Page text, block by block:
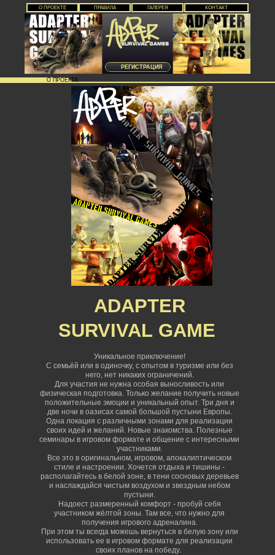
О ПРОЕКТЕ ПРАВИЛА ГАЛЕРЕЯ КОНТАКТ
РЕГИСТРАЦИЯ
О ПРОЕКТЕ
ADAPTER
SURVIVAL GAME
Уникальное приключение!
С семьёй или в одиночку, с опытом в туризме или без
него, нет никаких ограничений.
Для участия не нужна особая выносливость или
физическая подготовка. Только желание получить новые
положительные эмоции и уникальный опыт. Три дня и
две ночи в оазисах самой большой пустыни Европы.
Одна локация с различными зонами для реализации
своих идей и желаний. Новые знакомства. Полезные
семинары в игровом формате и общение с интересными
участниками.
Все это в оригинальном, игровом, апокалиптическом
стиле и настроении. Хочется отдыха и тишины -
располагайтесь в белой зоне, в тени сосновых деревьев
и наслаждайся чистым воздухом и звездным небом
пустыни.
Надоест размеренный комфорт - пробуй себя
участником жёлтой зоны. Там все, что нужно для
получения игрового адреналина.
При этом ты всегда можешь вернуться в белую зону или
использовать ее в игровом формате для реализации
своих планов на победу.